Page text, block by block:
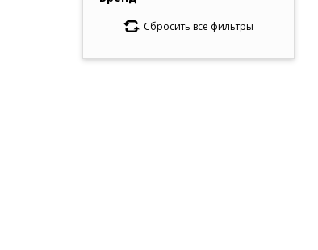
Сбросить все фильтры